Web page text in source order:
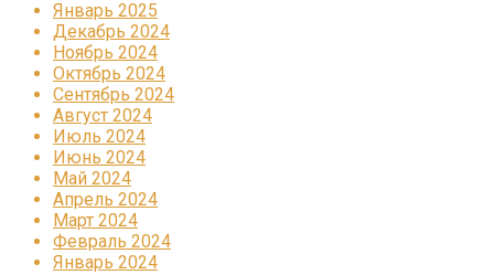
Январь 2025
Декабрь 2024
Ноябрь 2024
Октябрь 2024
Сентябрь 2024
Август 2024
Июль 2024
Июнь 2024
Май 2024
Апрель 2024
Март 2024
Февраль 2024
Январь 2024